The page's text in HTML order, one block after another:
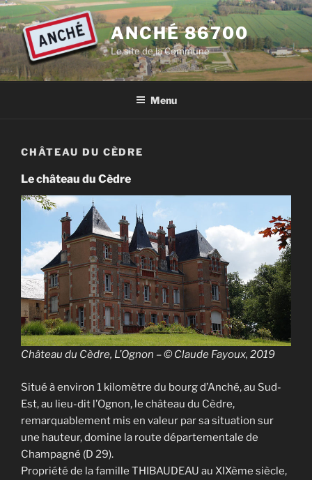
Aller
au
contenu
principal
ANCHÉ 86700
Le site de la Commune
Menu
CHÂTEAU DU CÈDRE
Le château du Cèdre
Château du Cèdre, L’Ognon – © Claude Fayoux, 2019
Situé à environ 1 kilomètre du bourg d’Anché, au Sud-
Est, au lieu-dit l’Ognon, le château du Cèdre,
remarquablement mis en valeur par sa situation sur
une hauteur, domine la route départementale de
Champagné (D 29).
Propriété de la famille THIBAUDEAU au XIXème siècle,